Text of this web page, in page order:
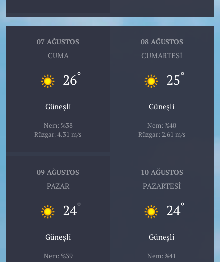
07 AĞUSTOS
CUMA
26°
Güneşli
Nem: %38
Rüzgar: 4.31 m/s
08 AĞUSTOS
CUMARTESI
25°
Güneşli
Nem: %40
Rüzgar: 2.61 m/s
09 AĞUSTOS
PAZAR
24°
Güneşli
Nem: %39
10 AĞUSTOS
PAZARTESI
24°
Güneşli
Nem: %41